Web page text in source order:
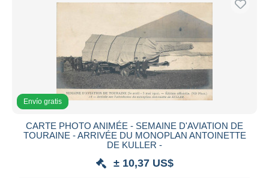
Envío gratis
CARTE PHOTO ANIMÉE - SEMAINE D'AVIATION DE
TOURAINE - ARRIVÉE DU MONOPLAN ANTOINETTE
DE KULLER -
± 10,37 US$